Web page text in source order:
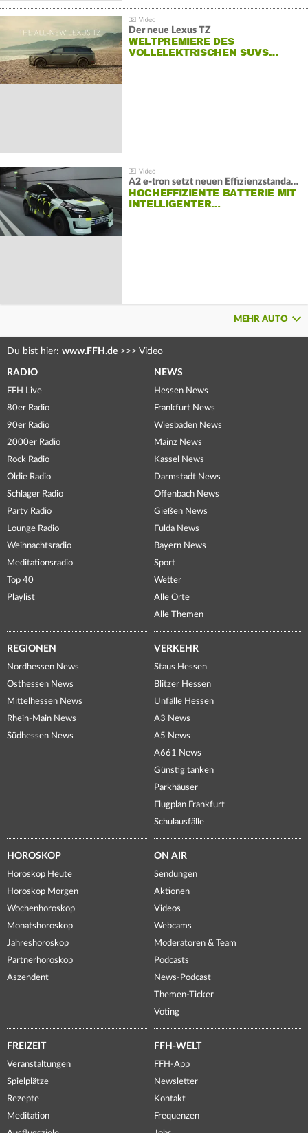
Der neue Lexus TZ
WELTPREMIERE DES
VOLLELEKTRISCHEN SUVS…
A2 e-tron setzt neuen Effizienzstandard bei Audi
HOCHEFFIZIENTE BATTERIE MIT
INTELLIGENTER…
MEHR AUTO
Du bist hier: www.FFH.de >>> Video
RADIO
FFH Live
80er Radio
90er Radio
2000er Radio
Rock Radio
Oldie Radio
Schlager Radio
Party Radio
Lounge Radio
Weihnachtsradio
Meditationsradio
Top 40
Playlist
NEWS
Hessen News
Frankfurt News
Wiesbaden News
Mainz News
Kassel News
Darmstadt News
Offenbach News
Gießen News
Fulda News
Bayern News
Sport
Wetter
Alle Orte
Alle Themen
REGIONEN
Nordhessen News
Osthessen News
Mittelhessen News
Rhein-Main News
Südhessen News
VERKEHR
Staus Hessen
Blitzer Hessen
Unfälle Hessen
A3 News
A5 News
A661 News
Günstig tanken
Parkhäuser
Flugplan Frankfurt
Schulausfälle
HOROSKOP
Horoskop Heute
Horoskop Morgen
Wochenhoroskop
Monatshoroskop
Jahreshoroskop
Partnerhoroskop
Aszendent
ON AIR
Sendungen
Aktionen
Videos
Webcams
Moderatoren & Team
Podcasts
News-Podcast
Themen-Ticker
Voting
FREIZEIT
Veranstaltungen
Spielplätze
Rezepte
Meditation
FFH-WELT
FFH-App
Newsletter
Kontakt
Frequenzen